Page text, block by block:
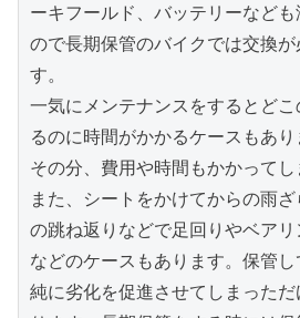
ーキフールド、バッテリーなど
ので長期保管のバイクでは交換が
す。
一気にメンテナンスをするとど
るのに時間がかかるケースもあり
その分、費用や時間もかかってし
また、シートをかけてからの雨
の跳ね返りなどで足回りやベアリ
などのケースもあります。保管
純に劣化を促進させてしまった